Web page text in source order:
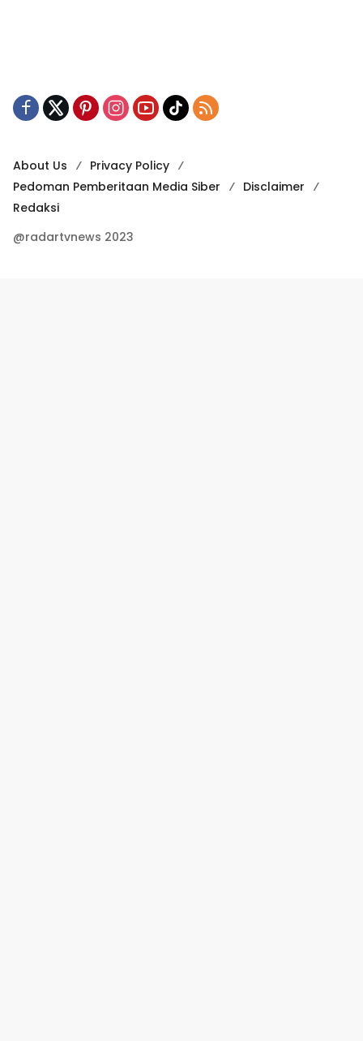
About Us
Privacy Policy
Pedoman Pemberitaan Media Siber
Disclaimer
Redaksi
@radartvnews 2023